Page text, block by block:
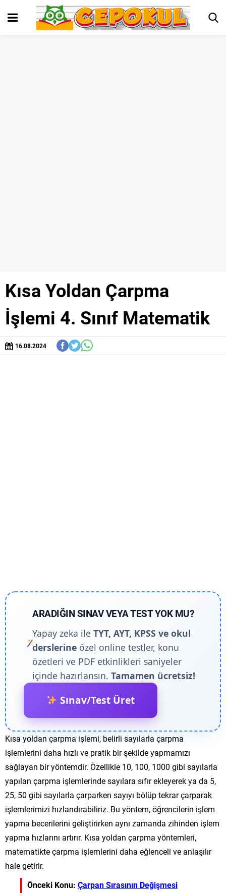
Kısa Yoldan Çarpma
İşlemi 4. Sınıf Matematik
16.08.2024
ARADIĞIN SINAV VEYA TEST YOK MU?
Yapay zeka ileTYT, AYT, KPSS ve okul
derslerine özel online testler, konu
özetleri ve PDF etkinlikleri saniyeler
içinde hazırlansın.Tamamen ücretsiz!
Sınav/Test Üret
Kısa yoldan çarpma işlemi, belirli sayılarla çarpma
işlemlerini daha hızlı ve pratik bir şekilde yapmamızı
sağlayan bir yöntemdir. Özellikle 10, 100, 1000 gibi sayılarla
yapılan çarpma işlemlerinde sayılara sıfır ekleyerek ya da 5,
25, 50 gibi sayılarla çarparken sayıyı bölüp tekrar çarparak
işlemlerimizi hızlandırabiliriz. Bu yöntem, öğrencilerin işlem
yapma becerilerini geliştirirken aynı zamanda zihinden işlem
yapma hızlarını artırır. Kısa yoldan çarpma yöntemleri,
matematikte çarpma işlemlerini daha eğlenceli ve anlaşılır
hale getirir.
Önceki Konu: Çarpan Sırasının Değişmesi